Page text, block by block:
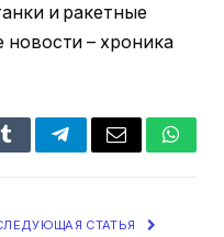
и ракетные
новости – хроника
TumblrTelegramEmail
СТАТЬЯ